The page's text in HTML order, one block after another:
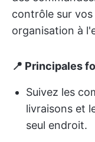
contrôle sur
organisation à
📍 Principales
Suivez les
livraisons et
seul endroit.